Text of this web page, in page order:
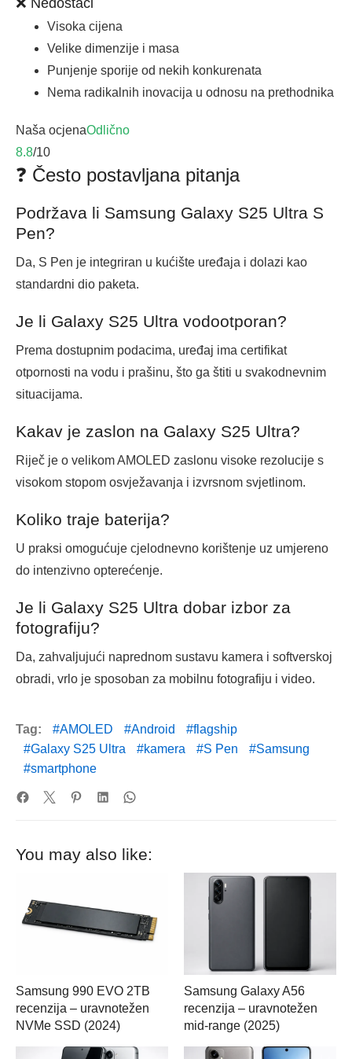
❌ Nedostaci
Visoka cijena
Velike dimenzije i masa
Punjenje sporije od nekih konkurenata
Nema radikalnih inovacija u odnosu na prethodnika
Naša ocjenaOdlično
8.8/10
❓ Često postavljana pitanja
Podržava li Samsung Galaxy S25 Ultra S
Pen?
Da, S Pen je integriran u kućište uređaja i dolazi kao
standardni dio paketa.
Je li Galaxy S25 Ultra vodootporan?
Prema dostupnim podacima, uređaj ima certifikat
otpornosti na vodu i prašinu, što ga štiti u svakodnevnim
situacijama.
Kakav je zaslon na Galaxy S25 Ultra?
Riječ je o velikom AMOLED zaslonu visoke rezolucije s
visokom stopom osvježavanja i izvrsnom svjetlinom.
Koliko traje baterija?
U praksi omogućuje cjelodnevno korištenje uz umjereno
do intenzivno opterećenje.
Je li Galaxy S25 Ultra dobar izbor za
fotografiju?
Da, zahvaljujući naprednom sustavu kamera i softverskoj
obradi, vrlo je sposoban za mobilnu fotografiju i video.
Tag: AMOLED Android
flagship
Galaxy S25 Ultra
kamera S Pen
Samsung
smartphone
You may also like:
Samsung 990 EVO 2TB
recenzija – uravnotežen
NVMe SSD (2024)
Samsung Galaxy A56
recenzija – uravnotežen
mid-range (2025)